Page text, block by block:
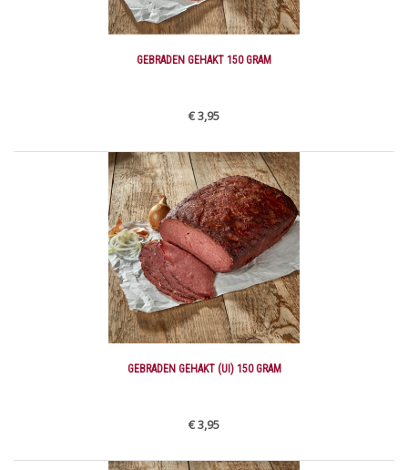
GEBRADEN GEHAKT 150 GRAM
€ 3,95
GEBRADEN GEHAKT (UI) 150 GRAM
€ 3,95